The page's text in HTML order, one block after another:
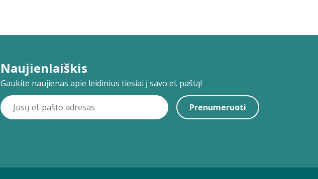
Naujienlaiškis
Gaukite naujienas apie leidinius tiesiai į savo el. paštą!
Prenumeruoti